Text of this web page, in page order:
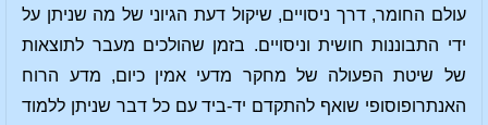
עולם החומר, דרך ניסויים, שיקול דעת הגיוני של מה שניתן על
ידי התבוננות חושית וניסויים. בזמן שהולכים מעבר לתוצאות
של שיטת הפעולה של מחקר מדעי אמין כיום, מדע הרוח
האנתרופוסופי שואף להתקדם יד-ביד עם כל דבר שניתן ללמוד